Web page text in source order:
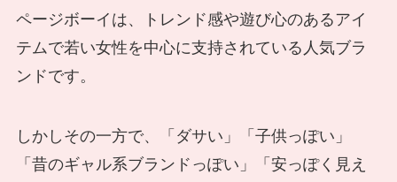
ページボーイは、トレンド感や遊び心のあるアイ
テムで若い女性を中心に支持されている人気ブラ
ンドです。
しかしその一方で、「ダサい」「子供っぽい」
「昔のギャル系ブランドっぽい」「安っぽく見え